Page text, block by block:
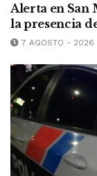
Alerta en
la presencia
7 AGOSTO - 2026